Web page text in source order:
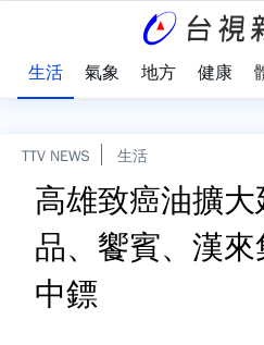
生活 氣象 地方 健康
TTV NEWS 生活
高雄致癌油擴
品、饗賓、漢
中鏢